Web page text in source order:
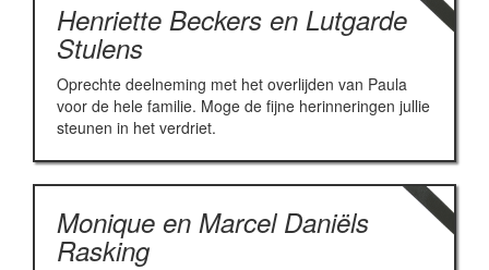
Henriette Beckers en Lutgarde
Stulens
Oprechte deelneming met het overlijden van Paula
voor de hele familie. Moge de fijne herinneringen jullie
steunen in het verdriet.
Monique en Marcel Daniëls
Rasking